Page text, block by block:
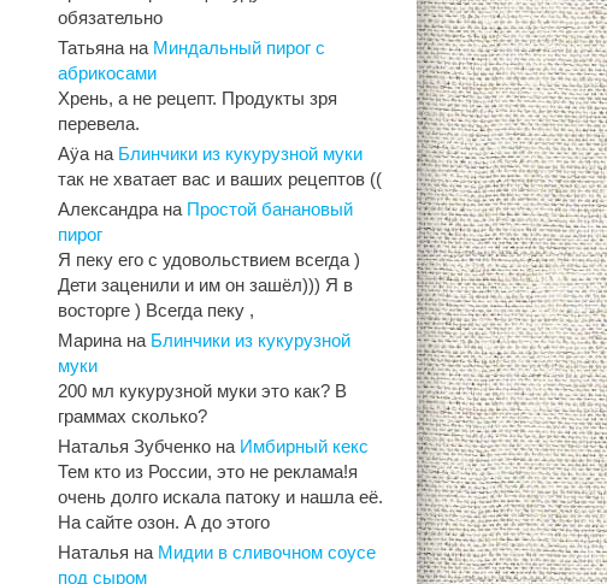
обязательно
Татьяна на Миндальный пирог с
абрикосами
Хрень, а не рецепт. Продукты зря
перевела.
Aÿa на Блинчики из кукурузной муки
так не хватает вас и ваших рецептов ((
Александра на Простой банановый
пирог
Я пеку его с удовольствием всегда )
Дети заценили и им он зашёл))) Я в
восторге ) Всегда пеку ,
Марина на Блинчики из кукурузной
муки
200 мл кукурузной муки это как? В
граммах сколько?
Наталья Зубченко на Имбирный кекс
Тем кто из России, это не реклама!я
очень долго искала патоку и нашла её.
На сайте озон. А до этого
Наталья на Мидии в сливочном соусе
под сыром